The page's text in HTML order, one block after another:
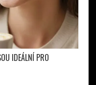
IDEÁLNÍ PRO